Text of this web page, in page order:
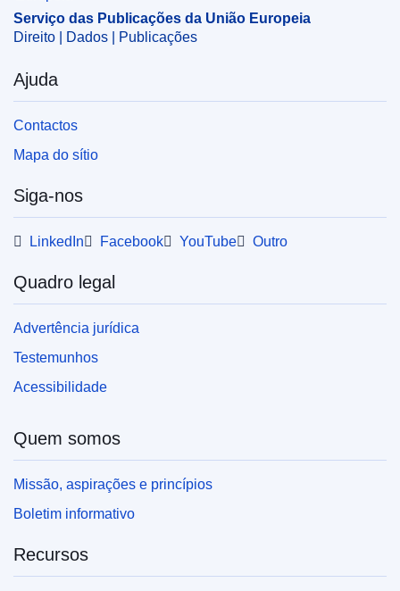
Serviço das Publicações da União Europeia
Direito | Dados | Publicações
Ajuda
Contactos
Mapa do sítio
Siga-nos
LinkedIn Facebook YouTube Outro
Quadro legal
Advertência jurídica
Testemunhos
Acessibilidade
Quem somos
Missão, aspirações e princípios
Boletim informativo
Recursos